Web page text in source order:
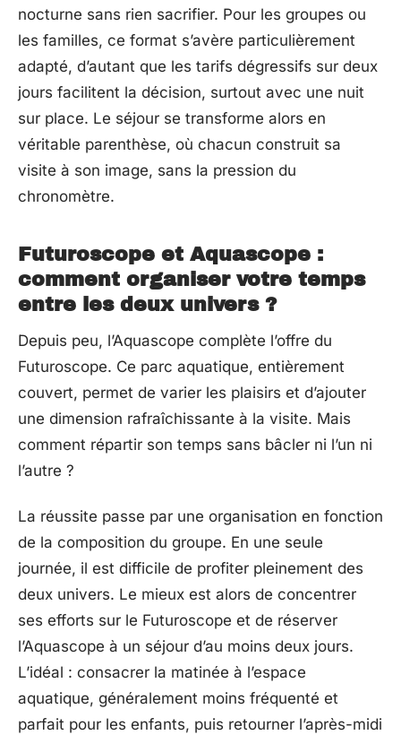
nocturne sans rien sacrifier. Pour les groupes ou
les familles, ce format s’avère particulièrement
adapté, d’autant que les tarifs dégressifs sur deux
jours facilitent la décision, surtout avec une nuit
sur place. Le séjour se transforme alors en
véritable parenthèse, où chacun construit sa
visite à son image, sans la pression du
chronomètre.
Futuroscope et Aquascope :
comment organiser votre temps
entre les deux univers ?
Depuis peu, l’Aquascope complète l’offre du
Futuroscope. Ce parc aquatique, entièrement
couvert, permet de varier les plaisirs et d’ajouter
une dimension rafraîchissante à la visite. Mais
comment répartir son temps sans bâcler ni l’un ni
l’autre ?
La réussite passe par une organisation en fonction
de la composition du groupe. En une seule
journée, il est difficile de profiter pleinement des
deux univers. Le mieux est alors de concentrer
ses efforts sur le Futuroscope et de réserver
l’Aquascope à un séjour d’au moins deux jours.
L’idéal : consacrer la matinée à l’espace
aquatique, généralement moins fréquenté et
parfait pour les enfants, puis retourner l’après-midi